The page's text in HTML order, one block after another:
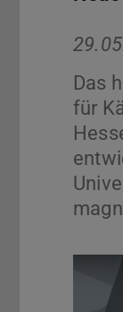
Das
für